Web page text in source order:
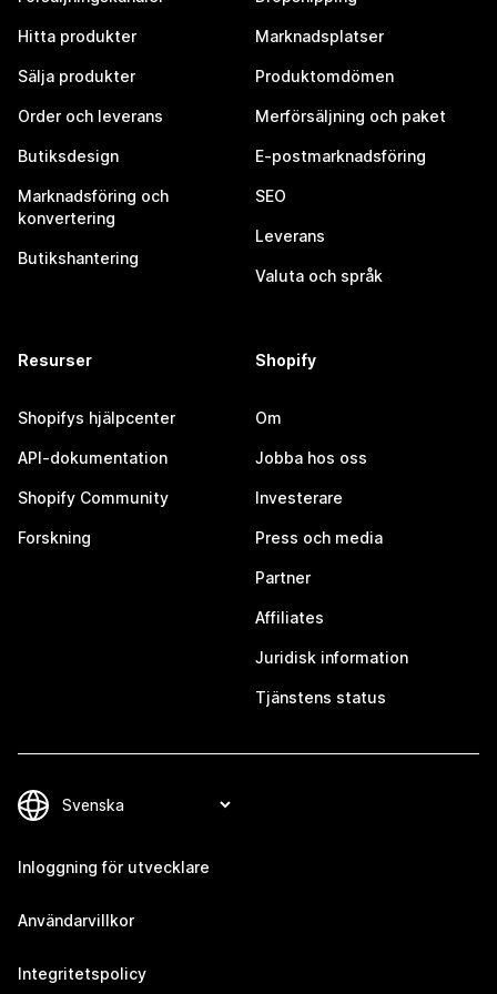
Hitta produkter
Sälja produkter
Order och leverans
Butiksdesign
Marknadsföring och
konvertering
Butikshantering
Marknadsplatser
Produktomdömen
Merförsäljning och paket
E-postmarknadsföring
SEO
Leverans
Valuta och språk
Resurser
Shopifys hjälpcenter
API-dokumentation
Shopify Community
Forskning
Shopify
Om
Jobba hos oss
Investerare
Press och media
Partner
Affiliates
Juridisk information
Tjänstens status
Inloggning för utvecklare
Användarvillkor
Integritetspolicy